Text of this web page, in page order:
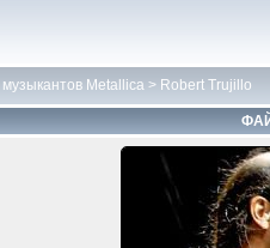
Metallica > Robert Trujillo